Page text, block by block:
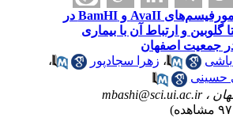
بررسی پلی مورفیسم‌های AvaII و BamHI در
و ارتباط آن با بیماری
جمعیت اصفهان
،زهرا سجادپور
،
، mbashi@sci.ui.ac.ir